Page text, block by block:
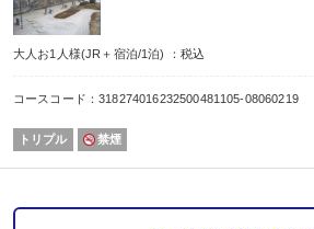
メイン：牛ヒレステーキ
蒸し物：茶碗蒸し
食事：カニ茶漬け
水菓子：自社農園産 林檎、おはぎ
※ 仕入れ状況により変更になる場合もあります
♯ お食事は18時、または19時のスタートとなりま
♯ お食事は個室でお召し上がりいただきます。
大人お1人様(JR＋宿泊/1泊) ：税込
コースコード：318274016232500481105-08060219
トリプル 禁煙